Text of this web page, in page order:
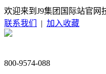
欢迎来到J9集团国际站官网
联系我们
| 加入收藏
800-9574-088